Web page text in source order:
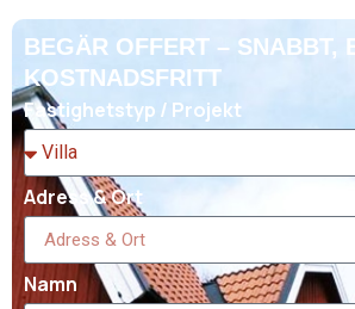
BEGÄR OFFERT – SNABBT,
KOSTNADSFRITT
Fastighetstyp / Projekt
Adress & Ort
Namn